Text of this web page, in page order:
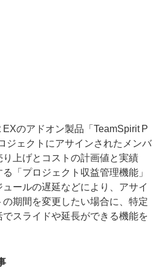
のアドオン製品「TeamSpirit P
ジェクトにアサインされたメンバ
上げとコストの計画値と実績
「プロジェクト収益管理機能」
ールの遅延などにより、アサイ
期間を変更したい場合に、特定
スライドや延長ができる機能を